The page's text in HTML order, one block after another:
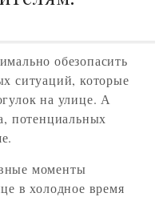
обезопасить
ситуаций, которые
на улице. А
потенциальных
моменты
в холодное время